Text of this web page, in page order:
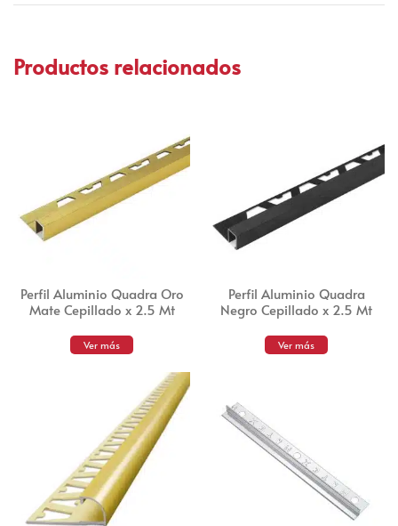
Productos relacionados
Perfil Aluminio Quadra Oro
Mate Cepillado x 2.5 Mt
Ver más
Perfil Aluminio Quadra
Negro Cepillado x 2.5 Mt
Ver más